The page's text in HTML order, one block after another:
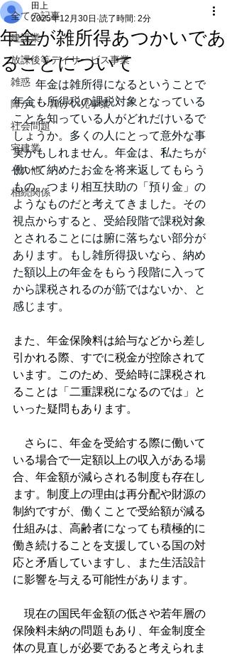
全ての記事
建設業
放課後等デイサービス事業
雑惑
障がい・障がい児事業
社会問題
宅建業
その他
相続関係
年金が雑所得あつかいであ
ることについて
田上
2025年12月30日 読了時間: 2分
年金は雑所得になるということで
年金も所得税の課税対象となっている
ことを知っている人がどれだけいるで
しょうか。多くの人にとって意外な事
実かもしれません。年金は、私たちが
働いて納めたお金を将来返してもらう
もの、つまり相互扶助の「預り金」の
ようなものだと考えてきました。その
視点からすると、受給段階で課税対象
とされることには腑に落ちない部分が
あります。もし雑所得扱いなら、納め
た額以上の年金をもらう段階に入って
から課税されるのが筋ではないか、と
感じます。
また、年金保険料は給与などから差し
引かれる際、すでに税金が控除されて
います。このため、受給時に課税され
ることは「二重課税になるのでは」と
いった疑問もあります。
さらに、年金を受給する際に働いて
いる場合で一定額以上の収入がある場
合、年金額が減らされる制度も存在し
ます。制度上の理由は再分配や財源の
制約ですが、働くことで受給額が減る
仕組みは、高齢者になっても積極的に
働き続けることを支援している国の対
応と矛盾していますし、また生活設計
に影響を与える可能性があります。
現在の国民年金額の低さや若年層の
保険料未納の問題もあり、年金制度全
体の見直しが必要であると考えられま